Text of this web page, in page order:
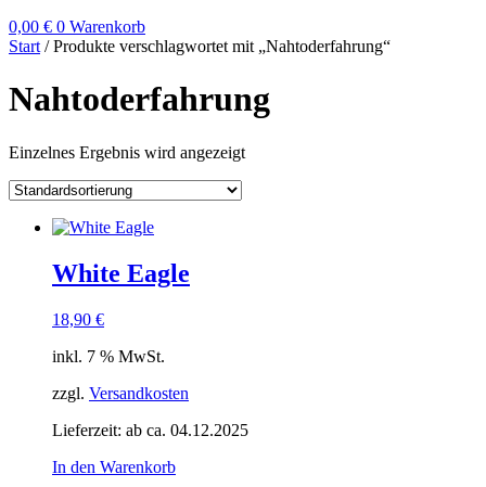
0,00 € 0 Warenkorb
Start / Produkte verschlagwortet mit „Nahtoderfahrung“
Nahtoderfahrung
Einzelnes Ergebnis wird angezeigt
White Eagle
18,90 €
inkl. 7 % MwSt.
zzgl. Versandkosten
Lieferzeit: ab ca. 04.12.2025
In den Warenkorb